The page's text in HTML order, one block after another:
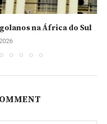
na África do Sul